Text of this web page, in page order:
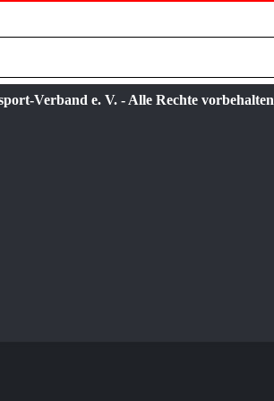
Verband e. V. - Alle Rechte vorbehalten